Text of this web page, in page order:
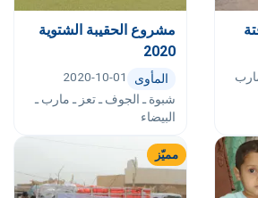
مشروع الحقيبة الشتوية
2020
المأوى
2020-10-01
شبوة ـ الجوف ـ تعز ـ مارب ـ
البيضاء
مميّز